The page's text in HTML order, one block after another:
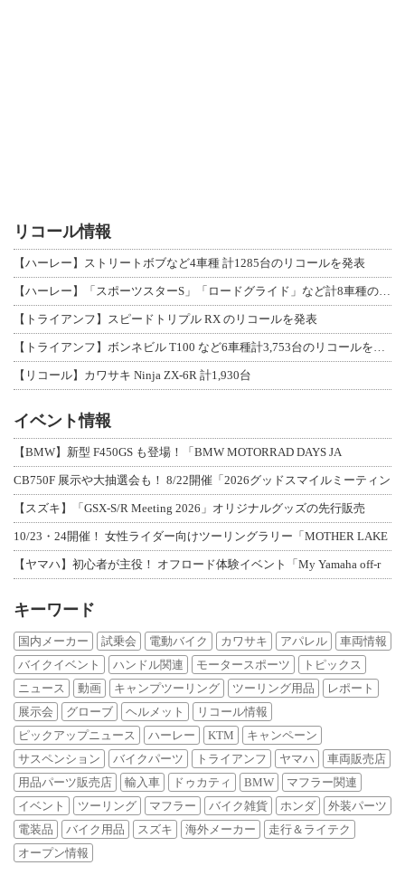
リコール情報
【ハーレー】ストリートボブなど4車種 計1285台のリコールを発表
【ハーレー】「スポーツスターS」「ロードグライド」など計8車種のリコールを発表
【トライアンフ】スピードトリプル RX のリコールを発表
【トライアンフ】ボンネビル T100 など6車種計3,753台のリコールを発表
【リコール】カワサキ Ninja ZX-6R 計1,930台
イベント情報
【BMW】新型 F450GS も登場！「BMW MOTORRAD DAYS JA
CB750F 展示や大抽選会も！ 8/22開催「2026グッドスマイルミーティン
【スズキ】「GSX-S/R Meeting 2026」オリジナルグッズの先行販売
10/23・24開催！ 女性ライダー向けツーリングラリー「MOTHER LAKE
【ヤマハ】初心者が主役！ オフロード体験イベント「My Yamaha off-r
キーワード
国内メーカー 試乗会 電動バイク カワサキ アパレル
車両情報
バイクイベント
ハンドル関連 モータースポーツ
トピックス
ニュース
動画 キャンプツーリング ツーリング用品
レポート
展示会
グローブ ヘルメット
リコール情報
ピックアップニュース
ハーレー KTM
キャンペーン
サスペンション
バイクパーツ トライアンフ ヤマハ
車両販売店
用品パーツ販売店
輸入車 ドゥカティ BMW
マフラー関連
イベント
ツーリング マフラー バイク雑貨 ホンダ
外装パーツ
電装品
バイク用品 スズキ 海外メーカー
走行＆ライテク
オープン情報